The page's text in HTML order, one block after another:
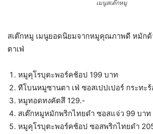
เมนูสเต๊กหมู
สเต๊กหมู เมนูยอดนิยมจากหมูคุณภาพดี หมักด้
ตาเฟ่
หมูคุโรบุตะพอร์คช้อป 199 บาท
ทีโบนหมูซานตา เฟ่ ซอสเปปเปอร์ กระทะ
หมูทอดทงคัตสึ 129.-
สเต๊กหมูหมักพริกไทยดำ ซอสแจ่ว 99 บาท
หมูคุโรบุตะพอร์คช้อป ซอสพริกไทยดำ